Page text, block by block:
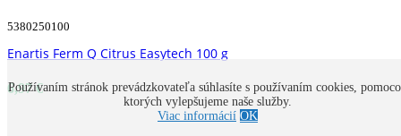
5380250100
Enartis Ferm Q Citrus Easytech 100 g
6,97 €
Používaním stránok prevádzkovateľa súhlasíte s používaním cookies,
ktorých vylepšujeme naše služby.
Viac informácií OK